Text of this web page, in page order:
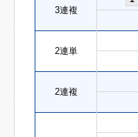
3連複
2連単
2連複